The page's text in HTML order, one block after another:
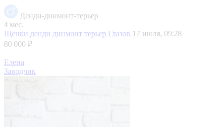
Денди-динмонт-терьер
4 мес.
Щенки денди динмонт терьер Глазов 17 июля, 09:28
80 000 ₽
Елена
Заводчик